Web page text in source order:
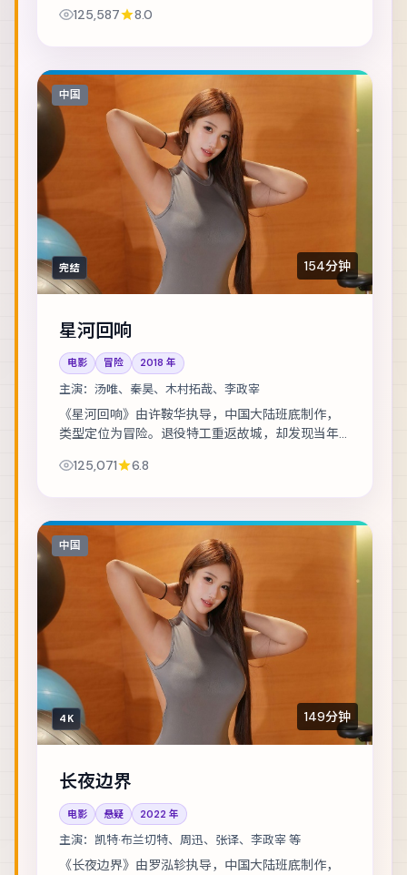
唯 等，表演层次丰富。镜头语言克制而富有张力...
125,587 8.0
中国
完结 154分钟
星河回响
电影 冒险 2018 年
主演： 汤唯、秦昊、木村拓哉、李政宰
《星河回响》由许鞍华执导，中国大陆班底制作，
类型定位为冒险。退役特工重返故城，却发现当年
哉 等，表演层次丰富。在类型框架内尝试作者表...
125,071 6.8
中国
4K 149分钟
长夜边界
电影 悬疑 2022 年
主演： 凯特·布兰切特、周迅、张译、李政宰 等
《长夜边界》由罗泓轸执导，中国大陆班底制作，